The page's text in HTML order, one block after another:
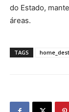
do Estado,
áreas.
TAGS